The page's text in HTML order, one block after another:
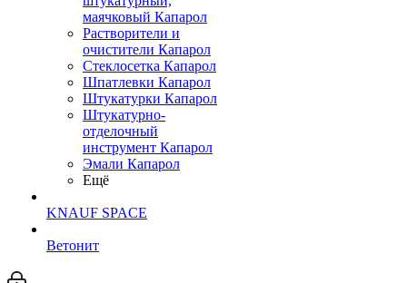
маячковый Капарол
Растворители и
очистители Капарол
Cтеклосетка Капарол
Шпатлевки Капарол
Штукатурки Капарол
Штукатурно-
отделочный
инструмент Капарол
Эмали Капарол
Ещё
KNAUF SPACE
Ветонит